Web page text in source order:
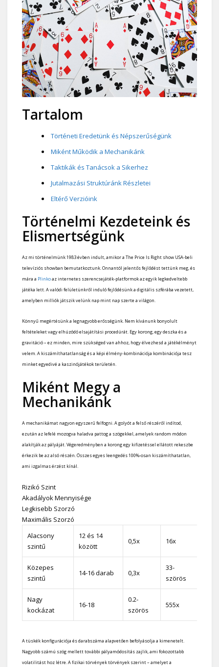
Tartalom
Történeti Eredetünk és Népszerűségünk
Miként Működik a Mechanikánk
Taktikák és Tanácsok a Sikerhez
Jutalmazási Struktúránk Részletei
Eltérő Verzióink
Történelmi Kezdeteink és
Elismertségünk
Az mi történelmünk 1983 évben indult, amikor a The Price Is Right show USA-beli
televíziós showban bemutatkoztunk. Onnantól jelentős fejlődést tettünk meg, és
mára a Plinkoaz internetes szerencsejáték-platformok az egyik legkedveltebb
játéka lett. A valódi felületünkről induló fejlődésünk a digitális szférába vezetett,
amelyben milliók játszik velünk nap mint nap szerte a világon.
Könnyű megértésünk a legnagyobb erősségünk. Nem kívánunk bonyolult
feltételeket vagy elhúzódó elsajátítási procedúrát. Egy korong, egy deszka és a
gravitáció – ez minden, mire szükséged van ahhoz, hogy élvezhesd a játékélményt
velem. A kiszámíthatatlanság és a képi élmény-kombinációja kombinációja tesz
minket egyedivé a kaszinójátékok területén.
Miként Megy a
Mechanikánk
A mechanikámat nagyon egyszerű felfogni. A golyót a felső részéről indítod,
ezután az lefelé mozogva haladva pattog a szögekkel, amelyek random módon
alakítják az pályáját. Végeredményben a korong egy kifizetéssel ellátott rekeszbe
érkezik be az alsó részén. Összes egyes leengedés 100%-osan kiszámíthatatlan,
ami izgalmas érzést kínál.
Rizikó Szint
Akadályok Mennyisége
Legkisebb Szorzó
Maximális Szorzó
Alacsony
szintű
12 és 14
között
0,5x 16x
Közepes
szintű
14-16 darab 0,3x
33-
szörös
Nagy
kockázat
16-18
0.2-
szörös
555x
A tüskék konfigurációja és darabszáma alapvetően befolyásolja a kimenetelt.
Nagyobb számú szög mellett további pályamódosítás zajlik, ami fokozottabb
volatilitást hoz létre. A fizikai törvények törvények szerint – amelyet a